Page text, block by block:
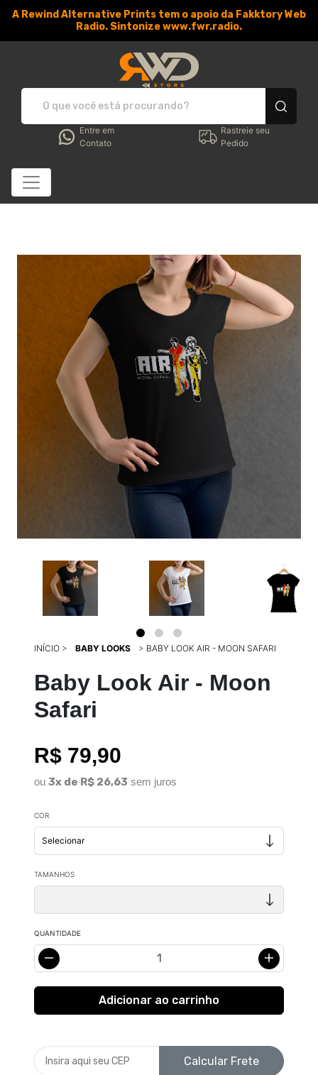
A Rewind Alternative Prints tem o apoio da Fakktory Web
Radio. Sintonize www.fwr.radio.
RWD Store - Camisetas
Entre em
Contato
Rastreie seu
Pedido
INÍCIO > BABY LOOKS > BABY LOOK AIR - MOON SAFARI
Baby Look Air - Moon
Safari
R$ 79,90
ou 3x de R$ 26,63 sem juros
COR
TAMANHOS
QUANTIDADE
Calcular Frete